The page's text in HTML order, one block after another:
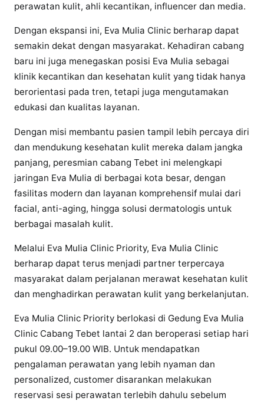
perawatan kulit, ahli kecantikan, influencer dan media.
Dengan ekspansi ini, Eva Mulia Clinic berharap dapat
semakin dekat dengan masyarakat. Kehadiran cabang
baru ini juga menegaskan posisi Eva Mulia sebagai
klinik kecantikan dan kesehatan kulit yang tidak hanya
berorientasi pada tren, tetapi juga mengutamakan
edukasi dan kualitas layanan.
Dengan misi membantu pasien tampil lebih percaya diri
dan mendukung kesehatan kulit mereka dalam jangka
panjang, peresmian cabang Tebet ini melengkapi
jaringan Eva Mulia di berbagai kota besar, dengan
fasilitas modern dan layanan komprehensif mulai dari
facial, anti-aging, hingga solusi dermatologis untuk
berbagai masalah kulit.
Melalui Eva Mulia Clinic Priority, Eva Mulia Clinic
berharap dapat terus menjadi partner terpercaya
masyarakat dalam perjalanan merawat kesehatan kulit
dan menghadirkan perawatan kulit yang berkelanjutan.
Eva Mulia Clinic Priority berlokasi di Gedung Eva Mulia
Clinic Cabang Tebet lantai 2 dan beroperasi setiap hari
pukul 09.00–19.00 WIB. Untuk mendapatkan
pengalaman perawatan yang lebih nyaman dan
personalized, customer disarankan melakukan
reservasi sesi perawatan terlebih dahulu sebelum